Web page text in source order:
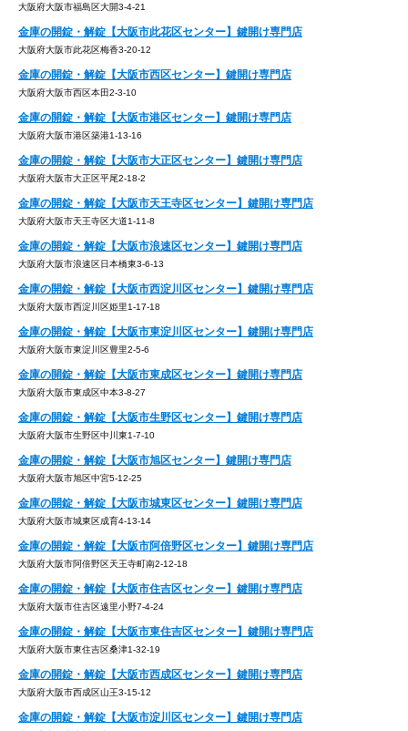
大阪府大阪市福島区大開3-4-21
金庫の開錠・解錠【大阪市此花区センター】鍵開け専門店
大阪府大阪市此花区梅香3-20-12
金庫の開錠・解錠【大阪市西区センター】鍵開け専門店
大阪府大阪市西区本田2-3-10
金庫の開錠・解錠【大阪市港区センター】鍵開け専門店
大阪府大阪市港区築港1-13-16
金庫の開錠・解錠【大阪市大正区センター】鍵開け専門店
大阪府大阪市大正区平尾2-18-2
金庫の開錠・解錠【大阪市天王寺区センター】鍵開け専門店
大阪府大阪市天王寺区大道1-11-8
金庫の開錠・解錠【大阪市浪速区センター】鍵開け専門店
大阪府大阪市浪速区日本橋東3-6-13
金庫の開錠・解錠【大阪市西淀川区センター】鍵開け専門店
大阪府大阪市西淀川区姫里1-17-18
金庫の開錠・解錠【大阪市東淀川区センター】鍵開け専門店
大阪府大阪市東淀川区豊里2-5-6
金庫の開錠・解錠【大阪市東成区センター】鍵開け専門店
大阪府大阪市東成区中本3-8-27
金庫の開錠・解錠【大阪市生野区センター】鍵開け専門店
大阪府大阪市生野区中川東1-7-10
金庫の開錠・解錠【大阪市旭区センター】鍵開け専門店
大阪府大阪市旭区中宮5-12-25
金庫の開錠・解錠【大阪市城東区センター】鍵開け専門店
大阪府大阪市城東区成育4-13-14
金庫の開錠・解錠【大阪市阿倍野区センター】鍵開け専門店
大阪府大阪市阿倍野区天王寺町南2-12-18
金庫の開錠・解錠【大阪市住吉区センター】鍵開け専門店
大阪府大阪市住吉区遠里小野7-4-24
金庫の開錠・解錠【大阪市東住吉区センター】鍵開け専門店
大阪府大阪市東住吉区桑津1-32-19
金庫の開錠・解錠【大阪市西成区センター】鍵開け専門店
大阪府大阪市西成区山王3-15-12
金庫の開錠・解錠【大阪市淀川区センター】鍵開け専門店